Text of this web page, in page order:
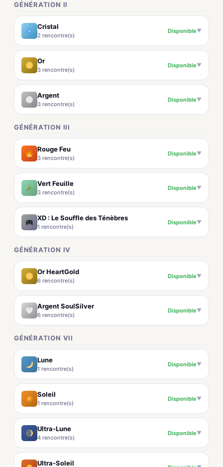
GÉNÉRATION II
Cristal
2 rencontre(s)
Disponible▼
Or
3 rencontre(s)
Disponible▼
Argent
3 rencontre(s)
Disponible▼
GÉNÉRATION III
Rouge Feu
3 rencontre(s)
Disponible▼
Vert Feuille
3 rencontre(s)
Disponible▼
XD : Le Souffle des Ténèbres
1 rencontre(s)
Disponible▼
GÉNÉRATION IV
Or HeartGold
6 rencontre(s)
Disponible▼
Argent SoulSilver
6 rencontre(s)
Disponible▼
GÉNÉRATION VII
Lune
1 rencontre(s)
Disponible▼
Soleil
1 rencontre(s)
Disponible▼
Ultra-Lune
4 rencontre(s)
Disponible▼
Ultra-Soleil